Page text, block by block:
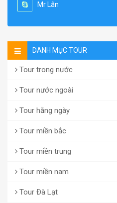
Mr Lân
DANH MỤC TOUR
Tour trong nước
Tour nước ngoài
Tour hằng ngày
Tour miền bắc
Tour miền trung
Tour miền nam
Tour Đà Lạt